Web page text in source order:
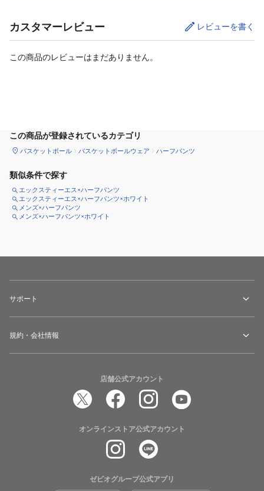
カスタマーレビュー レビューを書く
この商品のレビューはまだありません。
この商品が登録されているカテゴリ
バスケットボール バスケットボールウェア ハーフパンツ
類似条件で探す
エックスティーエス×ハーフパンツ
エックスティーエス×ハーフパンツ×ホワイト
メンズ×ハーフパンツ
メンズ×ハーフパンツ×ホワイト
サポート
規約・会社情報
店舗公式アカウント
オンラインストア公式アカウント
ゼビオグループ公式アプリ